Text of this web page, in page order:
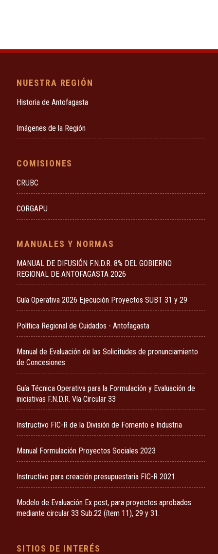
NUESTRA REGIÓN
Historia de Antofagasta
Imágenes de la Región
COMISIONES
CRUBC
CORGAPU
MANUALES Y NORMAS
MANUAL DE DIFUSIÓN F.N.D.R. 8% DEL GOBIERNO
REGIONAL DE ANTOFAGASTA 2026
Guía Operativa 2026 Ejecución Proyectos SUBT 31 y 29
Política Regional de Cuidados - Antofagasta
Manual de Evaluación de las Solicitudes de pronunciamiento
de Concesiones
Guía Técnica Operativa para la Formulación y Evaluación de
iniciativas F.N.D.R. Vía Circular 33
Instructivo FIC-R de la División de Fomento e Industria
Manual Formulación Proyectos Sociales 2023
Instructivo para creación presupuestaria FIC-R 2021.
Modelo de Evaluación Ex post, para proyectos aprobados
mediante circular 33 Sub.22 (ítem 11), 29 y 31.
SITIOS DE INTERÉS